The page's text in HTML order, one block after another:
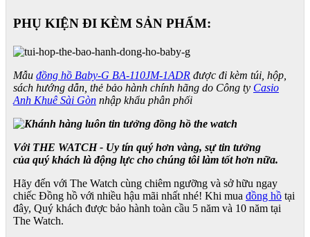
PHỤ KIỆN ĐI KÈM SẢN PHẨM:
Mẫu đồng hồ Baby-G BA-110JM-1ADR được đi kèm túi, hộp,
sách hướng dẫn, thẻ bảo hành chính hãng do Công ty Casio
Anh Khuê Sài Gòn nhập khẩu phân phối
Với THE WATCH - Uy tín quý hơn vàng, sự tin tưởng
của quý khách là động lực cho chúng tôi làm tốt hơn nữa.
Hãy đến với The Watch cùng chiêm ngưỡng và sở hữu ngay
chiếc Đồng hồ với nhiều hậu mãi nhất nhé! Khi mua đồng hồ tại
đây, Quý khách được bảo hành toàn cầu 5 năm và 10 năm tại
The Watch.